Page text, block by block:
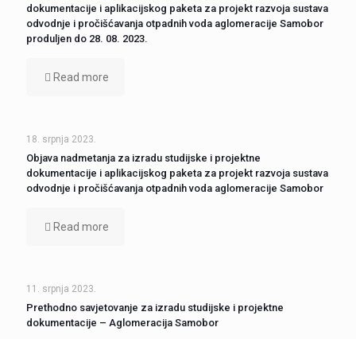
dokumentacije i aplikacijskog paketa za projekt razvoja sustava
odvodnje i pročišćavanja otpadnih voda aglomeracije Samobor
produljen do 28. 08. 2023.
Read more
18. srpnja 2023.
Objava nadmetanja za izradu studijske i projektne
dokumentacije i aplikacijskog paketa za projekt razvoja sustava
odvodnje i pročišćavanja otpadnih voda aglomeracije Samobor
Read more
11. srpnja 2023.
Prethodno savjetovanje za izradu studijske i projektne
dokumentacije – Aglomeracija Samobor